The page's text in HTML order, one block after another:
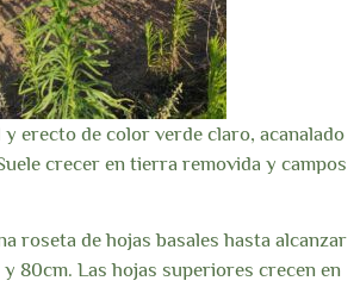
erecto de color verde claro, acanalado
crecer en tierra removida y campos
roseta de hojas basales hasta alcanzar
80cm. Las hojas superiores crecen en